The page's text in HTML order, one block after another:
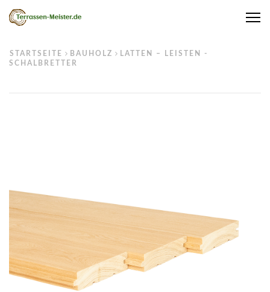
STARTSEITE BAUHOLZ
LATTEN – LEISTEN -
SCHALBRETTER